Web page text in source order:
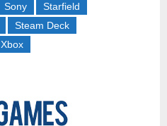
Sony
Starfield
Steam Deck
Xbox